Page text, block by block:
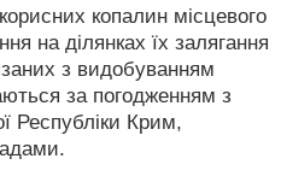
копалин місцевого
на ділянках їх залягання
з видобуванням
за погодженням з
Республіки Крим,